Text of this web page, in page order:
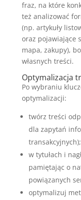
fraz, na które
też analizować
(np. artykuły
oraz pojawiające
mapa, zakupy),
własnych treści.
Optymalizacja
Po wybraniu
optymalizacji:
twórz treści
dla zapytań
transakcyjnych);
w tytułach i
pamiętając o
powiązanych
optymalizuj